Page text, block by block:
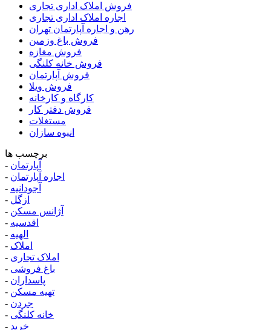
فروش املاک اداری تجاری
اجاره املاک اداری تجاری
رهن و اجاره آپارتمان تهران
فروش باغ وزمین
فروش مغازه
فروش خانه کلنگی
فروش آپارتمان
فروش ویلا
کارگاه و کارخانه
فروش دفتر کار
مستغلات
انبوه سازان
برچسب ها
- آپارتمان
- اجاره آپارتمان
- آجودانیه
- ازگل
- آژانس مسکن
- اقدسیه
- الهیه
- املاک
- املاک تجاری
- باغ فروشی
- پاسداران
- تهیه مسکن
- جردن
- خانه کلنگی
- خرید